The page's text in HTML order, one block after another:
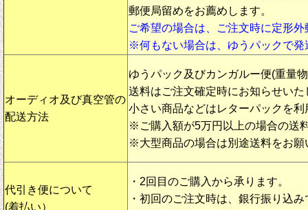
郵便局留めをお薦めします。
ご希望の場合は、ご注文時に定形
※何もない場合は、ゆうパックで発
オーディオ及び真空管の
配送方法
ゆうパック及びカンガルー便(重量
送料はご注文確定時にお知らせいた
小さい商品などはレターパックを利
※ご購入額が5万円以上の場合の送
※大型商品の場合は別途送料をお願
代引き便について
(着払い）
・2回目のご購入から承ります。
・初回のご注文時は、銀行振り込